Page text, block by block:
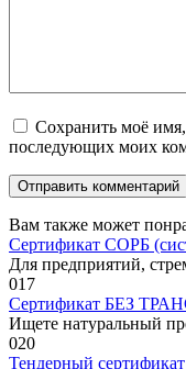
Сохранить моё имя,
последующих моих
Вам также может
Сертификат СОРБ
Для предприятий,
017
Сертификат БЕЗ
Ищете натуральный
020
Тендерный